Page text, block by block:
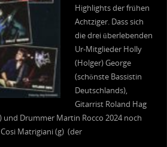
Highlights der frühen
Achtziger. Dass sich
die drei überlebenden
Ur-Mitglieder Holly
(Holger) George
(schönste Bassistin
Deutschlands),
Gitarrist Roland Hag
und Drummer Martin Rocco 2024 noch
Matrigiani (g) (der